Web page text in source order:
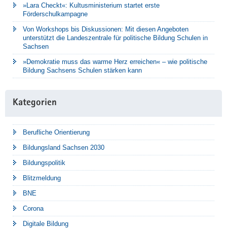
»Lara Checkt«: Kultusministerium startet erste
Förderschulkampagne
Von Workshops bis Diskussionen: Mit diesen Angeboten
unterstützt die Landeszentrale für politische Bildung Schulen in
Sachsen
»Demokratie muss das warme Herz erreichen« – wie politische
Bildung Sachsens Schulen stärken kann
Kategorien
Berufliche Orientierung
Bildungsland Sachsen 2030
Bildungspolitik
Blitzmeldung
BNE
Corona
Digitale Bildung